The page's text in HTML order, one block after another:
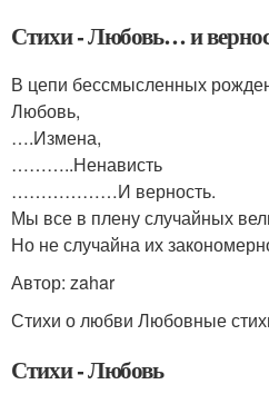
Стихи - Любовь… и
В цепи бессмысленных
Любовь,
….Измена,
………..Ненависть
………………И верность.
Мы все в плену случайных
Но не случайна их
Автор: zahar
Стихи о любви Любовные
Стихи - Любовь